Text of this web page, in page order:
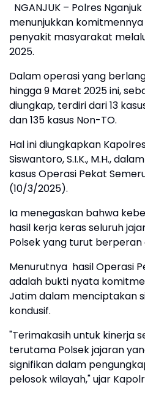
NGANJUK – Polres
menunjukkan
penyakit masyarakat
2025.
Dalam operasi yang
hingga 9 Maret 2025 ini,
diungkap, terdiri dari 13
dan 135 kasus Non-TO.
Hal ini diungkapkan
Siswantoro, S.I.K., M.H.,
kasus Operasi Pekat
(10/3/2025).
Ia menegaskan bahwa
hasil kerja keras seluruh
Polsek yang turut berperan
Menurutnya hasil Operasi
adalah bukti nyata
Jatim dalam menciptakan
kondusif.
"Terimakasih untuk kinerja
terutama Polsek jajaran
signifikan dalam
pelosok wilayah," ujar